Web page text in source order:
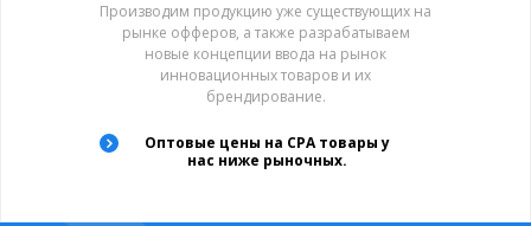
Производим продукцию уже существующих на
рынке офферов, а также разрабатываем
новые концепции ввода на рынок
инновационных товаров и их
брендирование.
Оптовые цены на CPA товары у
нас ниже рыночных.